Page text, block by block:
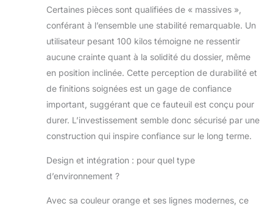
musculaire.
【Système
Orthopédique 3
Couches】
Combinaison
exclusive de fibres
respirantes Toyo,
mousse froide
structure
élastique
Réduction
dorsale. Le
Certaines pièces sont qualifiées de « massives »,
conférant à l’ensemble une stabilité remarquable. Un
utilisateur pesant 100 kilos témoigne ne ressentir
aucune crainte quant à la solidité du dossier, même
en position inclinée. Cette perception de durabilité et
de finitions soignées est un gage de confiance
important, suggérant que ce fauteuil est conçu pour
durer. L’investissement semble donc sécurisé par une
construction qui inspire confiance sur le long terme.
Design et intégration : pour quel type
d’environnement ?
Avec sa couleur orange et ses lignes modernes, ce